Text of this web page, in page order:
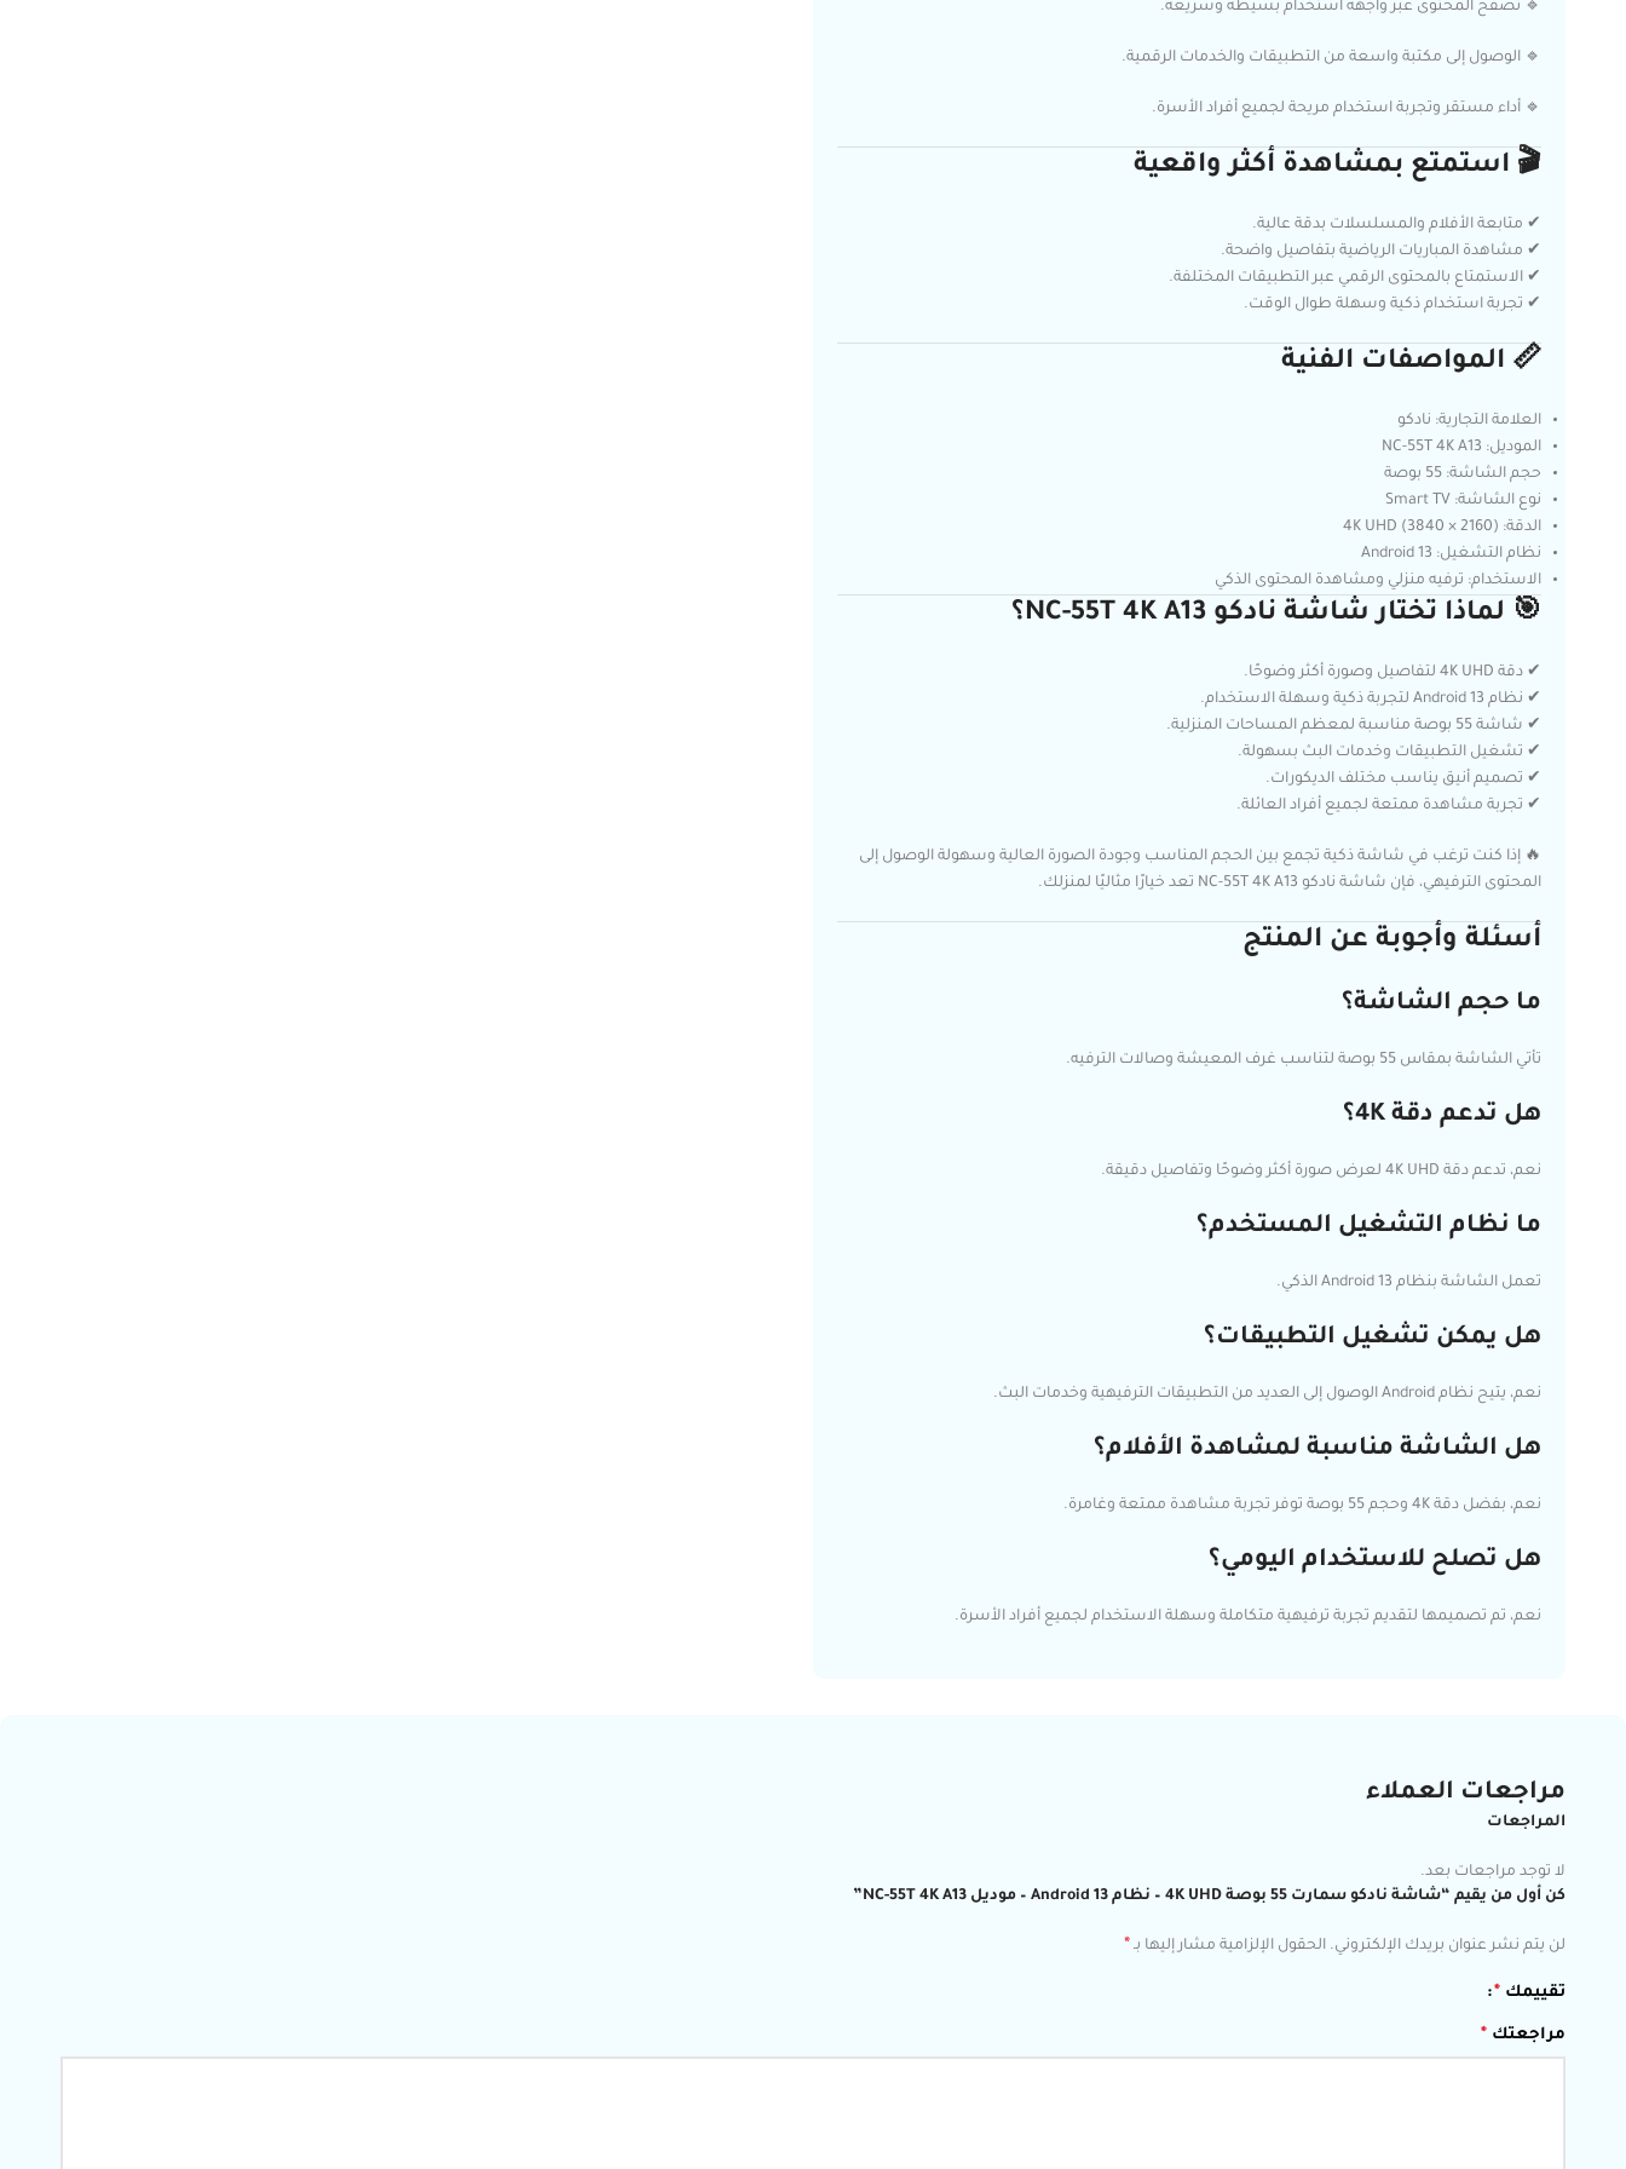
🔹 تصفح المحتوى عبر واجهة استخدام بسيطة وسريعة.
🔹 الوصول إلى مكتبة واسعة من التطبيقات والخدمات الرقمية.
🔹 أداء مستقر وتجربة استخدام مريحة لجميع أفراد الأسرة.
🎬 استمتع بمشاهدة أكثر واقعية
✔ متابعة الأفلام والمسلسلات بدقة عالية.
✔ مشاهدة المباريات الرياضية بتفاصيل واضحة.
✔ الاستمتاع بالمحتوى الرقمي عبر التطبيقات المختلفة.
✔ تجربة استخدام ذكية وسهلة طوال الوقت.
📏 المواصفات الفنية
العلامة التجارية: نادكو
الموديل: NC-55T 4K A13
حجم الشاشة: 55 بوصة
نوع الشاشة: Smart TV
الدقة: 4K UHD (3840 × 2160)
نظام التشغيل: Android 13
الاستخدام: ترفيه منزلي ومشاهدة المحتوى الذكي
🎯 لماذا تختار شاشة نادكو NC-55T 4K A13؟
✔ دقة 4K UHD لتفاصيل وصورة أكثر وضوحًا.
✔ نظام Android 13 لتجربة ذكية وسهلة الاستخدام.
✔ شاشة 55 بوصة مناسبة لمعظم المساحات المنزلية.
✔ تشغيل التطبيقات وخدمات البث بسهولة.
✔ تصميم أنيق يناسب مختلف الديكورات.
✔ تجربة مشاهدة ممتعة لجميع أفراد العائلة.
🔥 إذا كنت ترغب في شاشة ذكية تجمع بين الحجم المناسب وجودة الصورة العالية وسهولة الوصول إلى
المحتوى الترفيهي، فإن شاشة نادكو NC-55T 4K A13 تعد خيارًا مثاليًا لمنزلك.
أسئلة وأجوبة عن المنتج
ما حجم الشاشة؟
تأتي الشاشة بمقاس 55 بوصة لتناسب غرف المعيشة وصالات الترفيه.
هل تدعم دقة 4K؟
نعم، تدعم دقة 4K UHD لعرض صورة أكثر وضوحًا وتفاصيل دقيقة.
ما نظام التشغيل المستخدم؟
تعمل الشاشة بنظام Android 13 الذكي.
هل يمكن تشغيل التطبيقات؟
نعم، يتيح نظام Android الوصول إلى العديد من التطبيقات الترفيهية وخدمات البث.
هل الشاشة مناسبة لمشاهدة الأفلام؟
نعم، بفضل دقة 4K وحجم 55 بوصة توفر تجربة مشاهدة ممتعة وغامرة.
هل تصلح للاستخدام اليومي؟
نعم، تم تصميمها لتقديم تجربة ترفيهية متكاملة وسهلة الاستخدام لجميع أفراد الأسرة.
مراجعات العملاء
المراجعات
لا توجد مراجعات بعد.
كن أول من يقيم “شاشة نادكو سمارت 55 بوصة 4K UHD – نظام Android 13 – موديل NC-55T 4K A13”
لن يتم نشر عنوان بريدك الإلكتروني. الحقول الإلزامية مشار إليها بـ *
تقييمك *
مراجعتك *